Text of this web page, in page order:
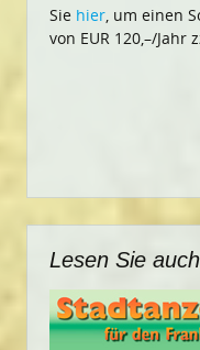
Sie hier, um einen
von EUR 120,–/Jahr
Lesen Sie auch